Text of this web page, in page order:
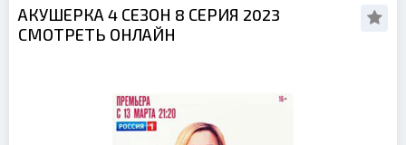
АКУШЕРКА 4 СЕЗОН 8 СЕРИЯ 2023
СМОТРЕТЬ ОНЛАЙН